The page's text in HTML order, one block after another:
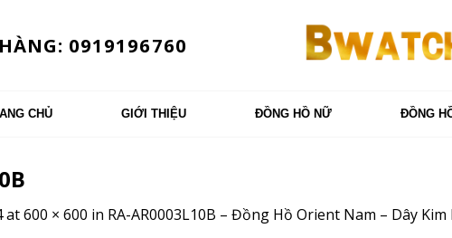
0919196760
CHỦ GIỚI THIỆU ĐỒNG HỒ NỮ ĐỒNG
at600 × 600 in RA-AR0003L10B – Đồng Hồ Orient Nam – Dây